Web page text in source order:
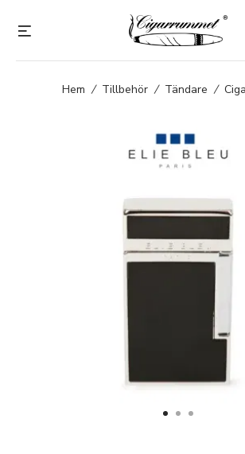
Hem / Tillbehör / Tändare /